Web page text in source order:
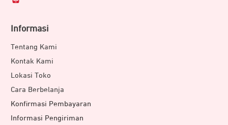
Informasi
Tentang Kami
Kontak Kami
Lokasi Toko
Cara Berbelanja
Konfirmasi Pembayaran
Informasi Pengiriman